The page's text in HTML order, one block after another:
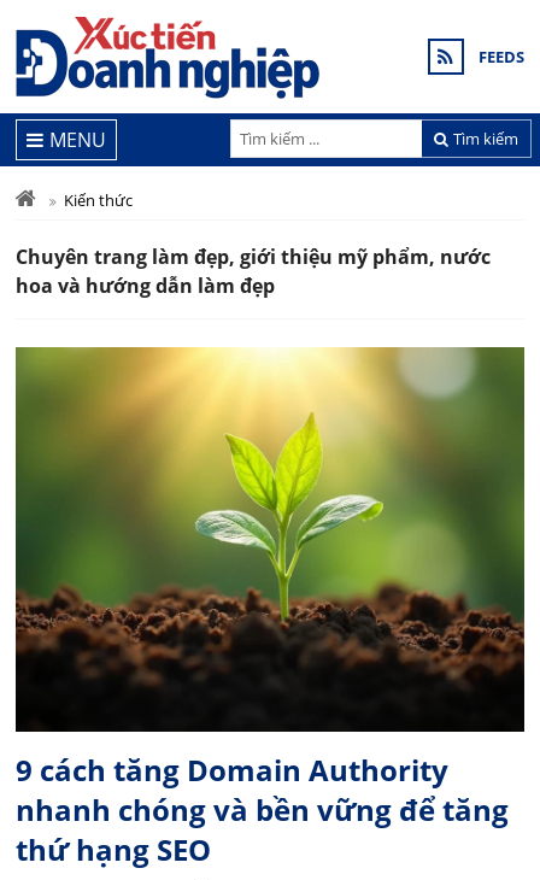
FEEDS
Tìm kiếm
MENU
Kiến thức
Chuyên trang làm đẹp, giới thiệu mỹ phẩm, nước
hoa và hướng dẫn làm đẹp
9 cách tăng Domain Authority
nhanh chóng và bền vững để tăng
thứ hạng SEO